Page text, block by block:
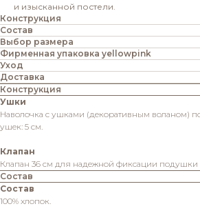
и изысканной постели.
Конструкция
Состав
Выбор размера
Фирменная упаковка yellowpink
Уход
Доставка
Конструкция
Ушки
Наволочка с ушками (декоративным воланом)
ушек: 5 см.
Клапан
Клапан 36 см для надежной фиксации подушки
Состав
Состав
100% хлопок.